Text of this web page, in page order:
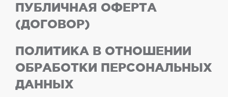
ПУБЛИЧНАЯ ОФЕРТА
(ДОГОВОР)
ПОЛИТИКА В ОТНОШЕНИИ
ОБРАБОТКИ ПЕРСОНАЛЬНЫХ
ДАННЫХ